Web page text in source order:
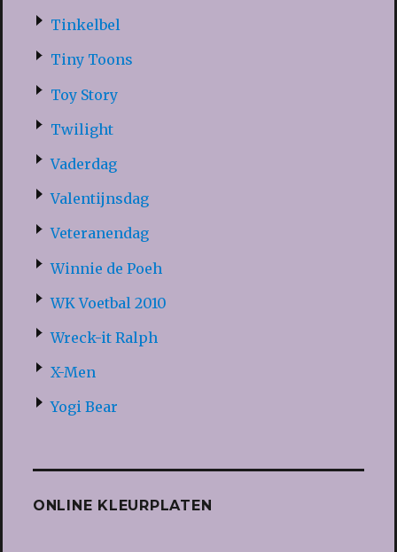
Tinkelbel
Tiny Toons
Toy Story
Twilight
Vaderdag
Valentijnsdag
Veteranendag
Winnie de Poeh
WK Voetbal 2010
Wreck-it Ralph
X-Men
Yogi Bear
ONLINE KLEURPLATEN